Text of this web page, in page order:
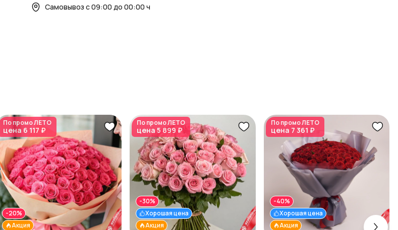
Самовывоз с 09:00 до 00:00 ч
По промоЛЕТО
цена 6 117 ₽
Акция
-20%
По промоЛЕТО
цена5 899 ₽
Акция
Хорошая цена
-30%
По промоЛЕТО
цена 7 361 ₽
Акция
Хорошая цена
-40%